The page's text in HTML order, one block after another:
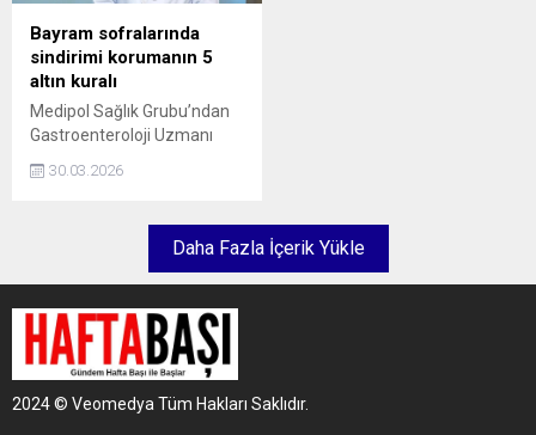
Bayram sofralarında
sindirimi korumanın 5
altın kuralı
Medipol Sağlık Grubu’ndan
Gastroenteroloji Uzmanı
Prof. Dr. Vedat Göral,
bayramda yapılan beslenme
sağlıklı bir bayram için
önemli uyarılarda bulundu.
30.03.2026
Daha Fazla İçerik Yükle
2024 © Veomedya Tüm Hakları Saklıdır.